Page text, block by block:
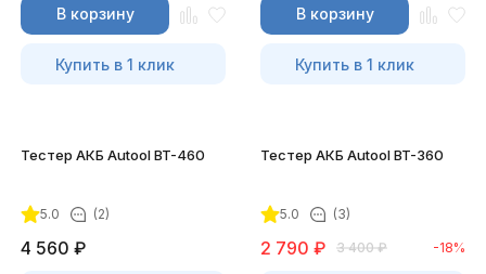
В корзину
Купить в 1 клик
В корзину
Купить в 1 клик
Тестер АКБ Autool BT-460
5.0 (2)
4 560 ₽
Тестер АКБ Autool BT-360
5.0 (3)
2 790 ₽ 3 400 ₽ -18%